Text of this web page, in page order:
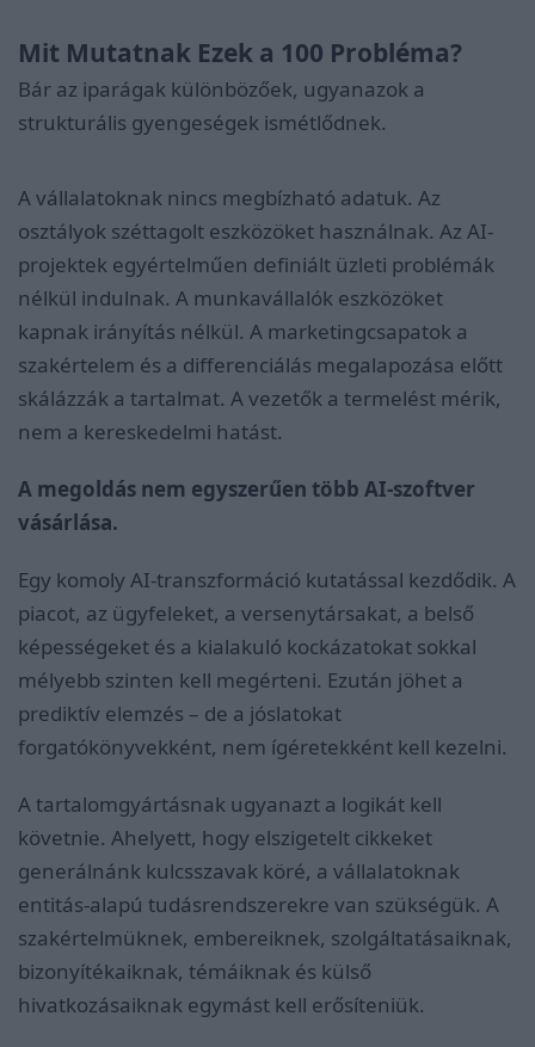
Mit Mutatnak Ezek a 100 Probléma?
Bár az iparágak különbözőek, ugyanazok a
strukturális gyengeségek ismétlődnek.
A vállalatoknak nincs megbízható adatuk. Az
osztályok széttagolt eszközöket használnak. Az AI-
projektek egyértelműen definiált üzleti problémák
nélkül indulnak. A munkavállalók eszközöket
kapnak irányítás nélkül. A marketingcsapatok a
szakértelem és a differenciálás megalapozása előtt
skálázzák a tartalmat. A vezetők a termelést mérik,
nem a kereskedelmi hatást.
A megoldás nem egyszerűen több AI-szoftver
vásárlása.
Egy komoly AI-transzformáció kutatással kezdődik. A
piacot, az ügyfeleket, a versenytársakat, a belső
képességeket és a kialakuló kockázatokat sokkal
mélyebb szinten kell megérteni. Ezután jöhet a
prediktív elemzés – de a jóslatokat
forgatókönyvekként, nem ígéretekként kell kezelni.
A tartalomgyártásnak ugyanazt a logikát kell
követnie. Ahelyett, hogy elszigetelt cikkeket
generálnánk kulcsszavak köré, a vállalatoknak
entitás-alapú tudásrendszerekre van szükségük. A
szakértelmüknek, embereiknek, szolgáltatásaiknak,
bizonyítékaiknak, témáiknak és külső
hivatkozásaiknak egymást kell erősíteniük.